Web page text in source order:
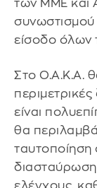
των ΜΜΕ και
συνωστισμού
είσοδο όλων
Στο Ο.Α.Κ.Α.
είναι
θα
ταυτοποίηση
ελέγχους,